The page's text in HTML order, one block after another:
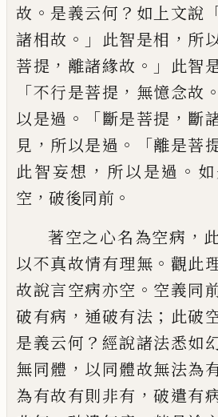
故 。 是義云何 ？ 如上文說
諸相故 。」 此智是相 ， 所
菩提 ， 離諸緣故 。」 此智
「不行是菩提 ， 無憶念故
以是過 。「斷是菩提 ， 斷
見 ， 所以是過 。「離是菩
此智妄想 ， 所以是過 。
空 ， 破後同前 。
著空之心名為空病 ，
以不真故情有理無 。 觀此
故說言空病亦空 。 空義同
破有病 ， 通破有法 ； 此破
是義云何 ？ 經說諸法悉如
無同體 ， 以同體故無法為
為有故有則非有 ，破遣有